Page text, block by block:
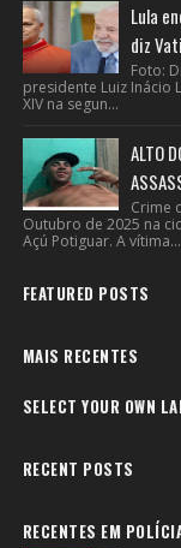
Lula
diz
Foto:
presidente Luiz Inácio
XIV na segun...
ALTO
Crime
Outubro de 2025 na
Açú Potiguar. A vítima...
FEATURED POSTS
MAIS RECENTES
SELECT YOUR OWN
RECENT POSTS
RECENTES EM